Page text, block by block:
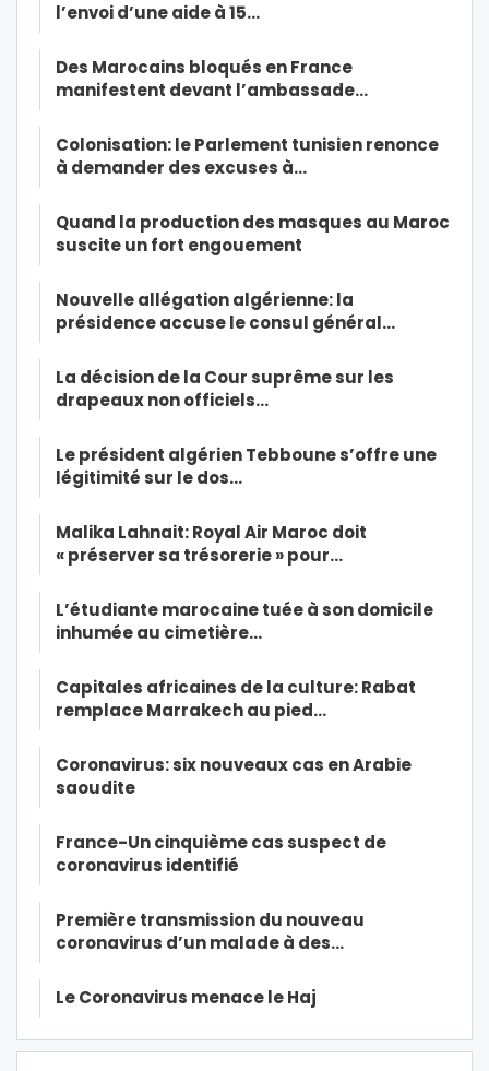
l’envoi d’une aide à 15…
Des Marocains bloqués en France
manifestent devant l’ambassade…
Colonisation: le Parlement tunisien renonce
à demander des excuses à…
Quand la production des masques au Maroc
suscite un fort engouement
Nouvelle allégation algérienne: la
présidence accuse le consul général…
La décision de la Cour suprême sur les
drapeaux non officiels…
Le président algérien Tebboune s’offre une
légitimité sur le dos…
Malika Lahnait: Royal Air Maroc doit
« préserver sa trésorerie » pour…
L’étudiante marocaine tuée à son domicile
inhumée au cimetière…
Capitales africaines de la culture: Rabat
remplace Marrakech au pied…
Coronavirus: six nouveaux cas en Arabie
saoudite
France-Un cinquième cas suspect de
coronavirus identifié
Première transmission du nouveau
coronavirus d’un malade à des…
Le Coronavirus menace le Haj